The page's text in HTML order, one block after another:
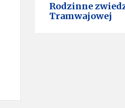
Rodzinne
Tramwajowej